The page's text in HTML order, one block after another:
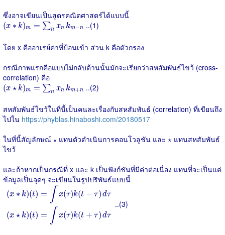
ซึ่งอาจเขียนเป็นสูตรคณิตศาสตร์ได้แบบนี้
(x ∗ k)m = ∑n xn km−n
(x∗k )m=∑nxnkm−n ..(1)
โดย x คืออาเรย์ค่าที่ป้อนเข้า ส่วน k คือตัวกรอง
กรณีภาพแรกคือแบบไม่กลับด้านนั้นมักจะเรียกว่าสหสัมพันธ์ไขว้ (cross-
correlation) คือ
(x ⋆ k)m = ∑n xn km+n
(x⋆k)m=∑ nxn m +n ..(2)
สหสัมพันธ์ไขว้ในที่นี้เป็นคนละเรื่องกับสหสัมพันธ์ (correlation) ที่เขียนถึง
ไปใน https://phyblas.hinaboshi.com/20180517
ในที่นี้สัญลักษณ์ ∗ แทนตัวดำเนินการคอนโวลูชัน และ ⋆ แทนสหสัมพันธ์
ไขว้
และถ้าหากเป็นกรณีที่ x และ k เป็นฟังก์ชันที่มีค่าต่อเนื่อง แทนที่จะเป็นแค่
ข้อมูลเป็นจุดๆ จะเขียนในรูปปริพันธ์แบบนี้
(x ∗ k)(t) = ∫ x(τ)k(t − τ) dτ
(x ⋆ k)(t) = ∫ x(τ)k(t + τ) dτ
(x∗k)(t)=∫x(τ )k(t−τ)dτ(x⋆k)(t)=∫x(τ)k
..(3)